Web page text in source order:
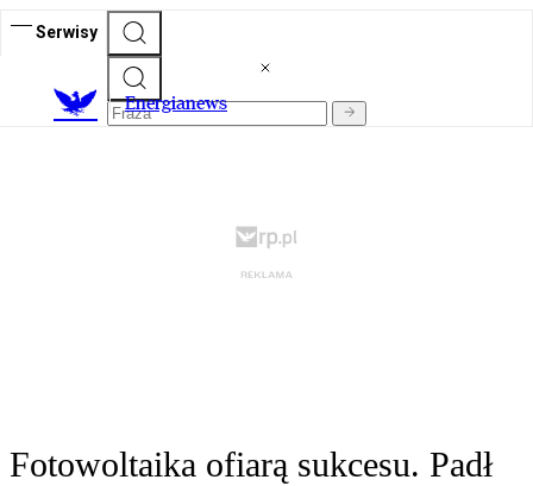
Serwisy
Energianews
Fotowoltaika ofiarą sukcesu. Padł